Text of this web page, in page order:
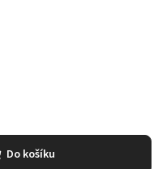
Do košíku